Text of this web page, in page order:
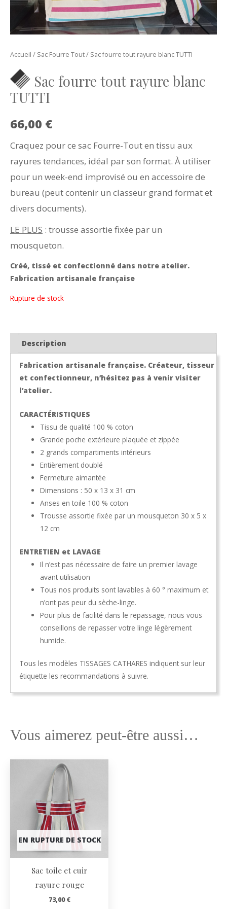
Accueil / Sac Fourre Tout/ Sac fourre tout rayure blanc TUTTI
Sac fourre tout rayure blanc
TUTTI
66,00 €
Craquez pour ce sac Fourre-Tout en tissu aux
rayures tendances, idéal par son format. À utiliser
pour un week-end improvisé ou en accessoire de
bureau (peut contenir un classeur grand format et
divers documents).
LE PLUS : trousse assortie fixée par un
mousqueton.
Créé, tissé et confectionné dans notre atelier.
Fabrication artisanale française
Rupture de stock
Description
Fabrication artisanale française. Créateur, tisseur
et confectionneur, n’hésitez pas à venir visiter
l’atelier.
CARACTÉRISTIQUES
Tissu de qualité 100 % coton
Grande poche extérieure plaquée et zippée
2 grands compartiments intérieurs
Entièrement doublé
Fermeture aimantée
Dimensions : 50 x 13 x 31 cm
Anses en toile 100 % coton
Trousse assortie fixée par un mousqueton 30 x 5 x
12 cm
ENTRETIEN et LAVAGE
Il n’est pas nécessaire de faire un premier lavage
avant utilisation
Tous nos produits sont lavables à 60 ° maximum et
n’ont pas peur du sèche-linge.
Pour plus de facilité dans le repassage, nous vous
conseillons de repasser votre linge légèrement
humide.
Tous les modèles TISSAGES CATHARES indiquent sur leur
étiquette les recommandations à suivre.
Vous aimerez peut-être aussi…
EN RUPTURE DE STOCK
Sac toile et cuir
rayure rouge
73,00€